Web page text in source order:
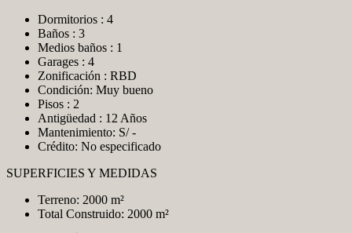
Dormitorios : 4
Baños : 3
Medios baños : 1
Garages : 4
Zonificación : RBD
Condición: Muy bueno
Pisos : 2
Antigüedad : 12 Años
Mantenimiento: S/ -
Crédito: No especificado
SUPERFICIES Y MEDIDAS
Terreno: 2000 m²
Total Construido: 2000 m²